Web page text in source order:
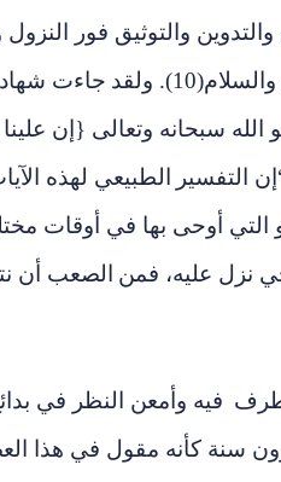
والتوثيق فور النزول
(10). ولقد جاءت
الله سبحانه وتعالى {إن
الطبيعي لهذه
التي أوحى بها في أوقات
نزل عليه، فمن الصعب أن
فيه وأمعن النظر في
سنة كأنه مقول في هذا